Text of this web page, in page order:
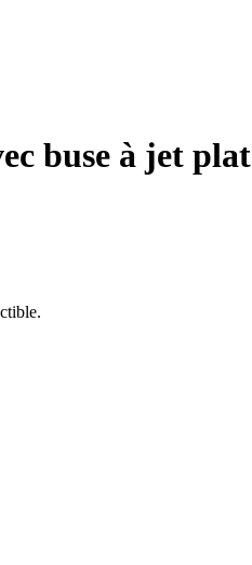
buse à jet plat